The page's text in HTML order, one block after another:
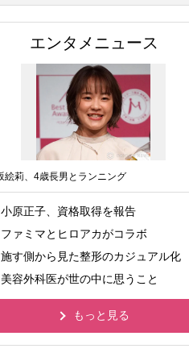
エンタメニュース
絵莉、4歳長男とランニング
小原正子、資格取得を報告
ファミマとヒロアカがコラボ
施す側から見た整形のカジュアル化
美容外科医が世の中に思うこと
もっと見る